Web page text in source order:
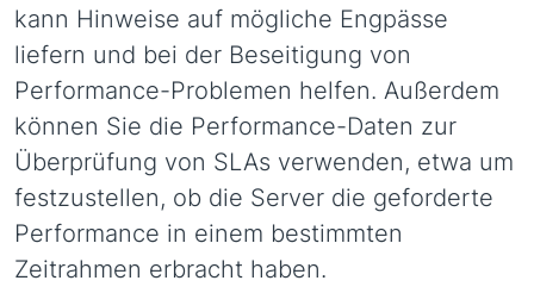
kann Hinweise auf mögliche Engpässe
liefern und bei der Beseitigung von
Performance-Problemen helfen. Außerdem
können Sie die Performance-Daten zur
Überprüfung von SLAs verwenden, etwa um
festzustellen, ob die Server die geforderte
Performance in einem bestimmten
Zeitrahmen erbracht haben.